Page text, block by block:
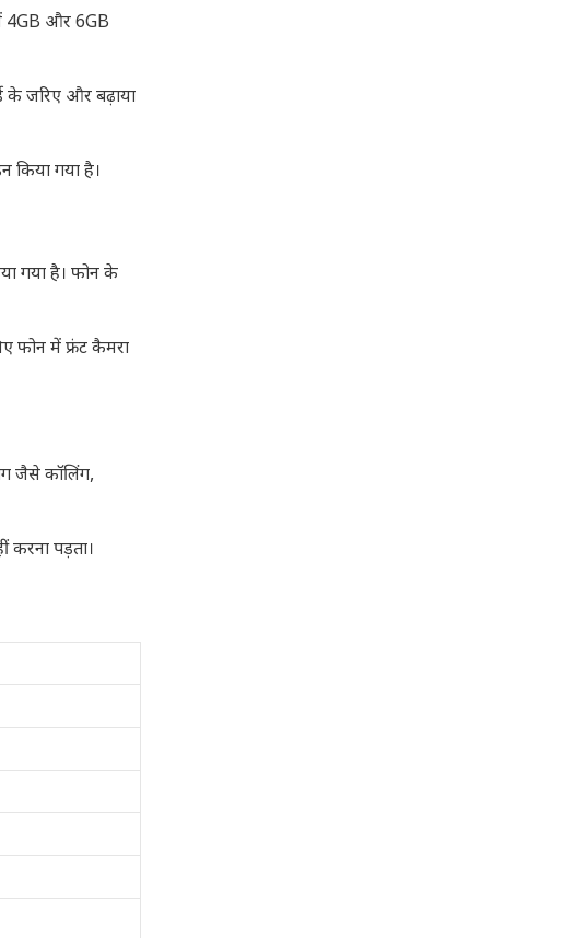
4GB और 6GB
के जरिए और बढ़ाया
किया गया है।
गया है। फोन के
फोन में फ्रंट कैमरा
जैसे कॉलिंग,
करना पड़ता।